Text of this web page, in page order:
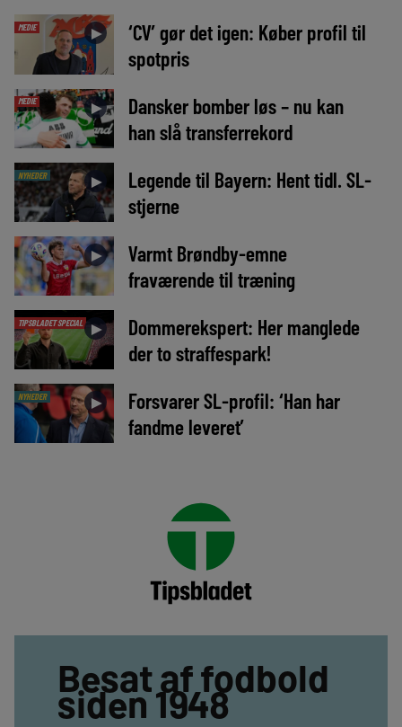
MEDIE ►
‘CV’ gør det igen: Køber profil til
spotpris
MEDIE ►
Dansker bomber løs – nu kan
han slå transferrekord
NYHEDER ►
Legende til Bayern: Hent tidl. SL-
stjerne
►
Varmt Brøndby-emne
fraværende til træning
TIPSBLADET SPECIAL ►
Dommerekspert: Her manglede
der to straffespark!
NYHEDER ►
Forsvarer SL-profil: ‘Han har
fandme leveret’
Besat af fodbold
siden 1948